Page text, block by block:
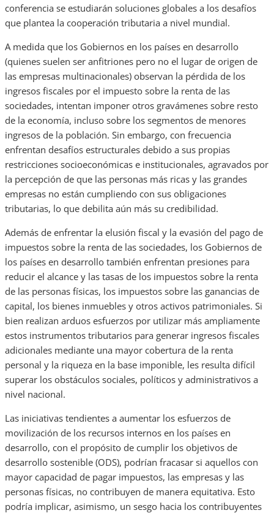
conferencia se estudiarán soluciones globales a los desafíos
que plantea la cooperación tributaria a nivel mundial.
A medida que los Gobiernos en los países en desarrollo
(quienes suelen ser anfitriones pero no el lugar de origen de
las empresas multinacionales) observan la pérdida de los
ingresos fiscales por el impuesto sobre la renta de las
sociedades, intentan imponer otros gravámenes sobre resto
de la economía, incluso sobre los segmentos de menores
ingresos de la población. Sin embargo, con frecuencia
enfrentan desafíos estructurales debido a sus propias
restricciones socioeconómicas e institucionales, agravados por
la percepción de que las personas más ricas y las grandes
empresas no están cumpliendo con sus obligaciones
tributarias, lo que debilita aún más su credibilidad.
Además de enfrentar la elusión fiscal y la evasión del pago de
impuestos sobre la renta de las sociedades, los Gobiernos de
los países en desarrollo también enfrentan presiones para
reducir el alcance y las tasas de los impuestos sobre la renta
de las personas físicas, los impuestos sobre las ganancias de
capital, los bienes inmuebles y otros activos patrimoniales. Si
bien realizan arduos esfuerzos por utilizar más ampliamente
estos instrumentos tributarios para generar ingresos fiscales
adicionales mediante una mayor cobertura de la renta
personal y la riqueza en la base imponible, les resulta difícil
superar los obstáculos sociales, políticos y administrativos a
nivel nacional.
Las iniciativas tendientes a aumentar los esfuerzos de
movilización de los recursos internos en los países en
desarrollo, con el propósito de cumplir los objetivos de
desarrollo sostenible (ODS), podrían fracasar si aquellos con
mayor capacidad de pagar impuestos, las empresas y las
personas físicas, no contribuyen de manera equitativa. Esto
podría implicar, asimismo, un sesgo hacia los contribuyentes